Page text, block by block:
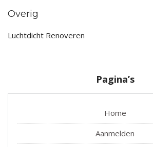
Overig
Luchtdicht Renoveren
Pagina’s
Home
Aanmelden